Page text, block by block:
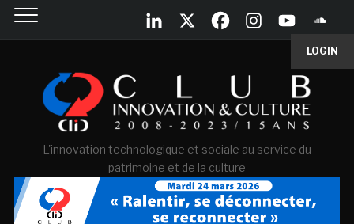
LOGIN
L'innovation technologique et sociale au service du
patrimoine et de la culture